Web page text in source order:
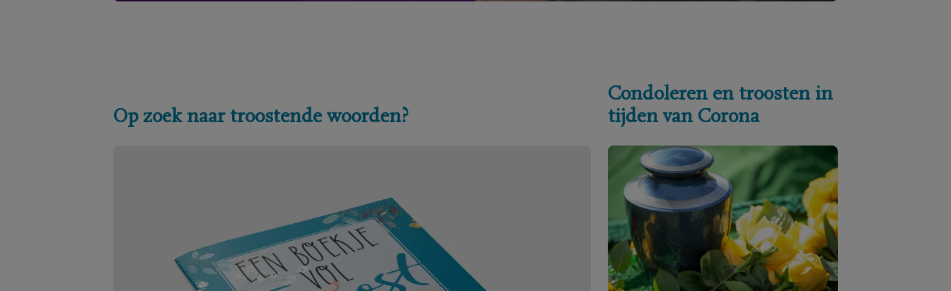
Op zoek naar troostende woorden?
Condoleren en troosten in
tijden van Corona